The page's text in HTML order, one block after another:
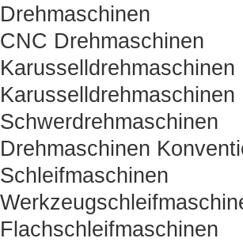
Drehmaschinen
CNC Drehmaschinen
Karusselldrehmaschinen
Schwerdrehmaschinen
Drehmaschinen
Schleifmaschinen
Flachschleifmaschinen